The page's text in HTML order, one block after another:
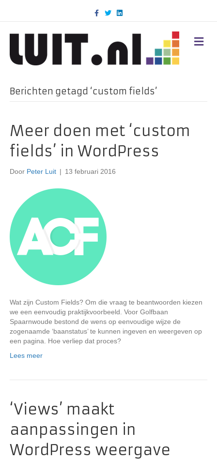
c
k
T
w
i
n
d
M
E
Berichten getagd ‘custom fields’
Meer doen met ‘custom
fields’ in WordPress
Door Peter Luit | 13 februari 2016
Wat zijn Custom Fields? Om die vraag te beantwoorden kiezen
we een eenvoudig praktijkvoorbeeld. Voor Golfbaan
Spaarnwoude bestond de wens op eenvoudige wijze de
zogenaamde ‘baanstatus’ te kunnen ingeven en weergeven op
een pagina. Hoe verliep dat proces?
Lees meer
‘Views’ maakt
aanpassingen in
WordPress weergave